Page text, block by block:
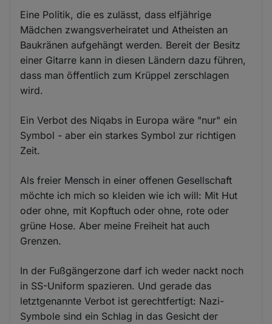
Eine Politik, die es zulässt, dass elfjährige
Mädchen zwangsverheiratet und Atheisten an
Baukränen aufgehängt werden. Bereit der Besitz
einer Gitarre kann in diesen Ländern dazu führen,
dass man öffentlich zum Krüppel zerschlagen
wird.
Ein Verbot des Niqabs in Europa wäre "nur" ein
Symbol - aber ein starkes Symbol zur richtigen
Zeit.
Als freier Mensch in einer offenen Gesellschaft
möchte ich mich so kleiden wie ich will: Mit Hut
oder ohne, mit Kopftuch oder ohne, rote oder
grüne Hose. Aber meine Freiheit hat auch
Grenzen.
In der Fußgängerzone darf ich weder nackt noch
in SS-Uniform spazieren. Und gerade das
letztgenannte Verbot ist gerechtfertigt: Nazi-
Symbole sind ein Schlag in das Gesicht der